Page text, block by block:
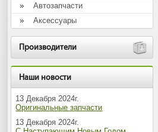
Автозапчасти
Аксессуары
Производители
Наши новости
13 Декабря 2024г.
Оригинальные запчасти
13 Декабря 2024г.